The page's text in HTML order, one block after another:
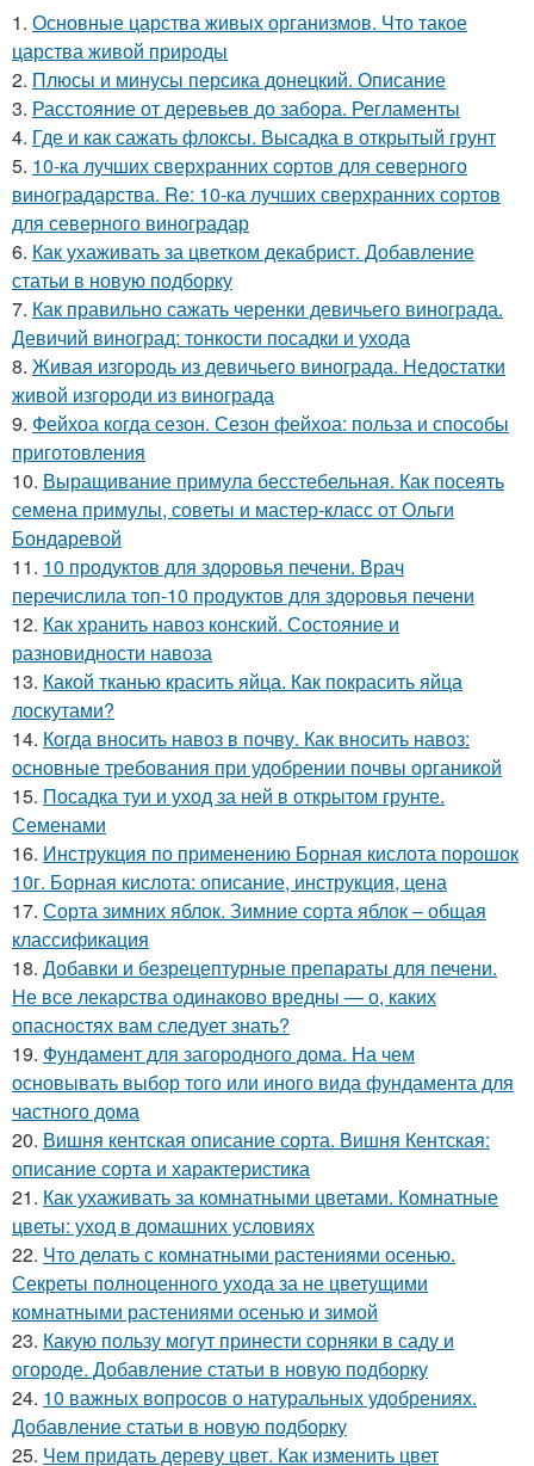
1. Основные царства живых организмов. Что такое
царства живой природы
2. Плюсы и минусы персика донецкий. Описание
3. Расстояние от деревьев до забора. Регламенты
4. Где и как сажать флоксы. Высадка в открытый грунт
5. 10-ка лучших сверхранних сортов для северного
виноградарства. Re: 10-ка лучших сверхранних сортов
для северного виноградар
6. Как ухаживать за цветком декабрист. Добавление
статьи в новую подборку
7. Как правильно сажать черенки девичьего винограда.
Девичий виноград: тонкости посадки и ухода
8. Живая изгородь из девичьего винограда. Недостатки
живой изгороди из винограда
9. Фейхоа когда сезон. Сезон фейхоа: польза и способы
приготовления
10. Выращивание примула бесстебельная. Как посеять
семена примулы, советы и мастер-класс от Ольги
Бондаревой
11. 10 продуктов для здоровья печени. Врач
перечислила топ-10 продуктов для здоровья печени
12. Как хранить навоз конский. Состояние и
разновидности навоза
13. Какой тканью красить яйца. Как покрасить яйца
лоскутами?
14. Когда вносить навоз в почву. Как вносить навоз:
основные требования при удобрении почвы органикой
15. Посадка туи и уход за ней в открытом грунте.
Семенами
16. Инструкция по применению Борная кислота порошок
10г. Борная кислота: описание, инструкция, цена
17. Сорта зимних яблок. Зимние сорта яблок – общая
классификация
18. Добавки и безрецептурные препараты для печени.
Не все лекарства одинаково вредны — о, каких
опасностях вам следует знать?
19. Фундамент для загородного дома. На чем
основывать выбор того или иного вида фундамента для
частного дома
20. Вишня кентская описание сорта. Вишня Кентская:
описание сорта и характеристика
21. Как ухаживать за комнатными цветами. Комнатные
цветы: уход в домашних условиях
22. Что делать с комнатными растениями осенью.
Секреты полноценного ухода за не цветущими
комнатными растениями осенью и зимой
23. Какую пользу могут принести сорняки в саду и
огороде. Добавление статьи в новую подборку
24. 10 важных вопросов о натуральных удобрениях.
Добавление статьи в новую подборку
25. Чем придать дереву цвет. Как изменить цвет